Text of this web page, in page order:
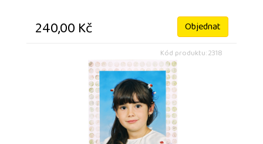
240,00 Kč Objednat
Kód produktu: 2318